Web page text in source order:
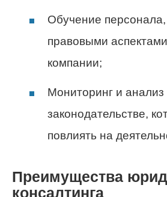
Обучение персонала,
правовыми
компании;
Мониторинг и
законодательстве,
повлиять на
Преимущества
консалтинга